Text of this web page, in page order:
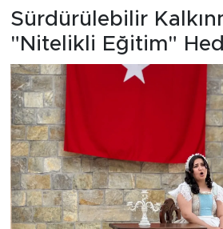
Sürdürülebilir
"Nitelikli Eğitim"